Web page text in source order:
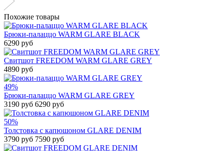
Похожие товары
Брюки-палаццо WARM GLARE BLACK
6290 руб
Свитшот FREEDOM WARM GLARE GREY
4890 руб
49%
Брюки-палаццо WARM GLARE GREY
3190 руб 6290 руб
50%
Толстовка с капюшоном GLARE DENIM
3790 руб 7590 руб